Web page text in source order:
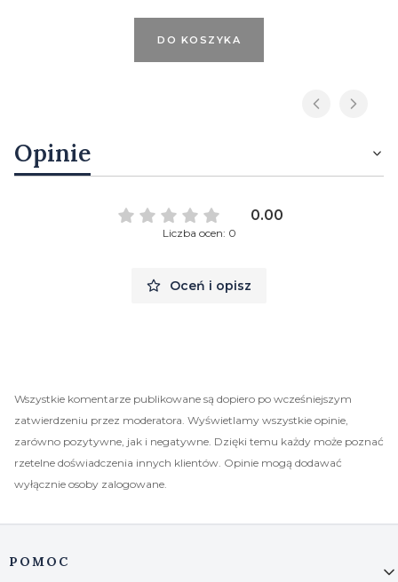
DO KOSZYKA
Opinie
0.00
Liczba ocen: 0
Oceń i opisz
Wszystkie komentarze publikowane są dopiero po wcześniejszym
zatwierdzeniu przez moderatora. Wyświetlamy wszystkie opinie,
zarówno pozytywne, jak i negatywne. Dzięki temu każdy może poznać
rzetelne doświadczenia innych klientów. Opinie mogą dodawać
wyłącznie osoby zalogowane.
Linki w stopce
POMOC